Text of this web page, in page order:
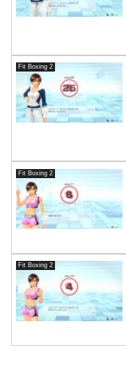
Fit Boxing 2
Fit Boxing 2
Fit Boxing 2